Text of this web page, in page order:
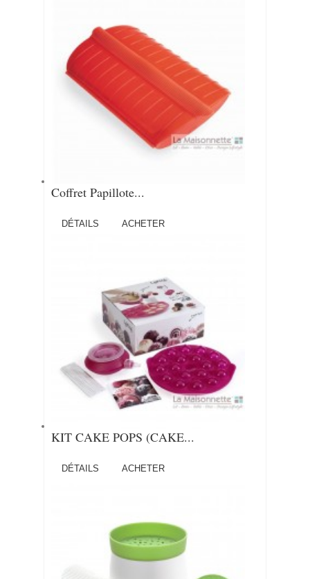
Coffret Papillote...
DÉTAILS ACHETER
KIT CAKE POPS (CAKE...
DÉTAILS ACHETER